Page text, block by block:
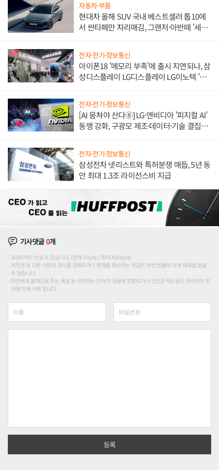
자동차·부품
현대차 올해 SUV 국내 베스트셀러 톱10에
서 싼타페만 자리매김, 그랜저·아반떼 '세단
전자·전기·정보통신
아이폰18 '메모리 부족'에 출시 지연되나, 삼
성디스플레이 LG디스플레이 LG이노텍 '탈
전자·전기·정보통신
[AI 뭉쳐야 산다⑧] LG·엔비디아 '피지컬 AI'
동맹 강화, 구광모 제조·데이터·기술 결집
전자·전기·정보통신
삼성전자 넷리스트와 특허분쟁 매듭, 5년 동
안 최대 1.3조 라이선스비 지급
기사댓글0개
200자까지 쓰실 수 있습니다. (현재 0 byte / 최대 400byte)
저작권 등 다른 사람의 권리를 침해하거나 명예를 훼손하는 댓글은 관련 법률에 의해 제재를 받을
수 있습니다.
타인에게 불쾌감을 주는 욕설 등 비하하는 단어가 내용에 포함되거나 인신공격성 글은 관리자의 판
단에 의해 삭제 합니다.